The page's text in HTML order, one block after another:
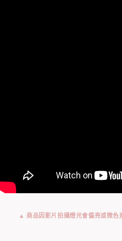
▲ 商品因影片拍攝燈光會偏亮或微色